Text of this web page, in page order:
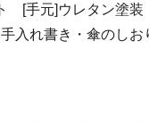
[手元]ウレタン塗装
入れ書き・傘のしお